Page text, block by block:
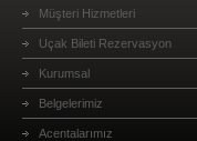
Müşteri Hizmetleri
Uçak Bileti Rezervasyon
Kurumsal
Belgelerimiz
Acentalarımız